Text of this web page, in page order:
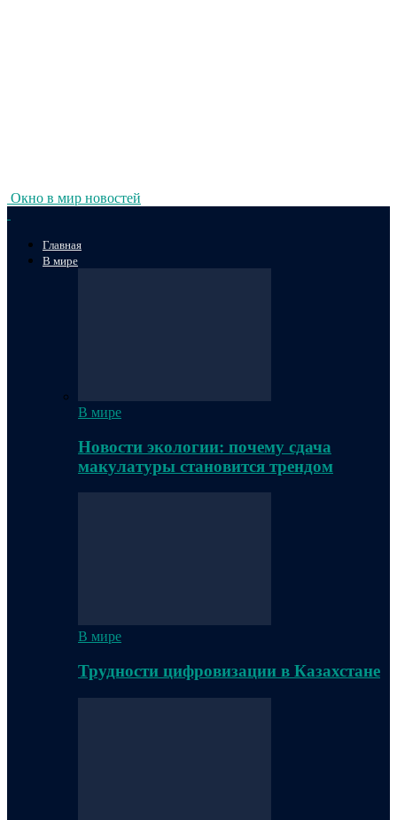
Окно в мир новостей
Главная
В мире
В мире
Новости экологии: почему сдача
макулатуры становится трендом
В мире
Трудности цифровизации в Казахстане